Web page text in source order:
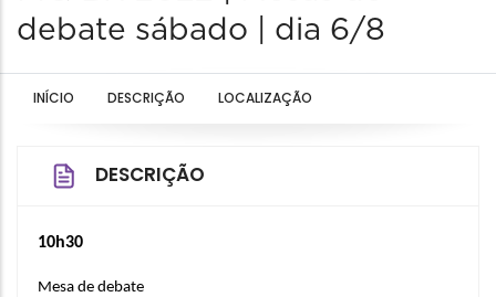
debate sábado | dia 6/8
INÍCIO DESCRIÇÃO LOCALIZAÇÃO
DESCRIÇÃO
10h30
Mesa de debate